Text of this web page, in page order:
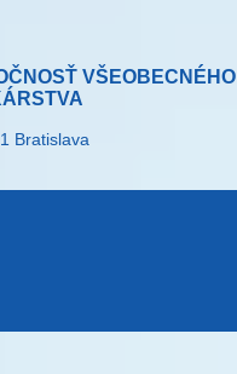
VŠEOBECNÉHO
Bratislava